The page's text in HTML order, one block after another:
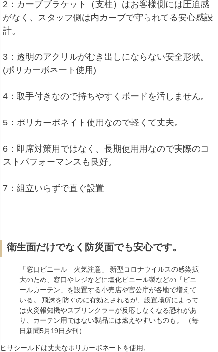
2：カーブブラケット（支柱）はお客様側には圧迫感
がなく、スタッフ側は内カーブで守られてる安心感設
計。
3：透明のアクリルがむき出しにならない安全形状。
(ポリカーボネート使用)
4：取手付きなので持ちやすくボードを汚しません。
5：ポリカーボネイト使用なので軽くて丈夫。
6：即席対策用ではなく、長期使用用なので実際のコ
ストパフォーマンスも良好。
7：組立いらずで直ぐ設置
衛生面だけでなく防災面でも安心です。
「窓口ビニール 火気注意」 新型コロナウイルスの感染拡
大のため、窓口やレジなどに塩化ビニール製などの「ビニ
ールカーテン」を設置する小売店や官公庁が各地で増えて
いる。 飛沫を防ぐのに有効とされるが、設置場所によって
は火災報知機やスプリンクラーが反応しなくなる恐れがあ
り、カーテン用ではない製品には燃えやすいものも。 （毎
日新聞5月19日夕刊）
ヒサシールドは丈夫なポリカーボネートを使用。